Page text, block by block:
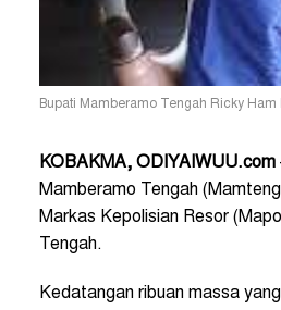
Bupati Mamberamo Tengah Ricky
KOBAKMA, ODIYAIWUU.com
Mamberamo Tengah
Markas Kepolisian Resor
Tengah.
Kedatangan ribuan massa